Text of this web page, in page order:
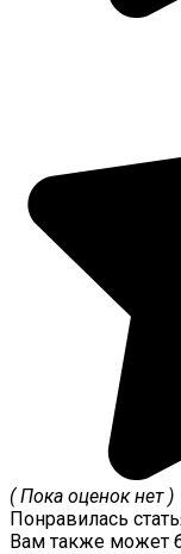
( Пока оценок нет )
Понравилась
Вам также может